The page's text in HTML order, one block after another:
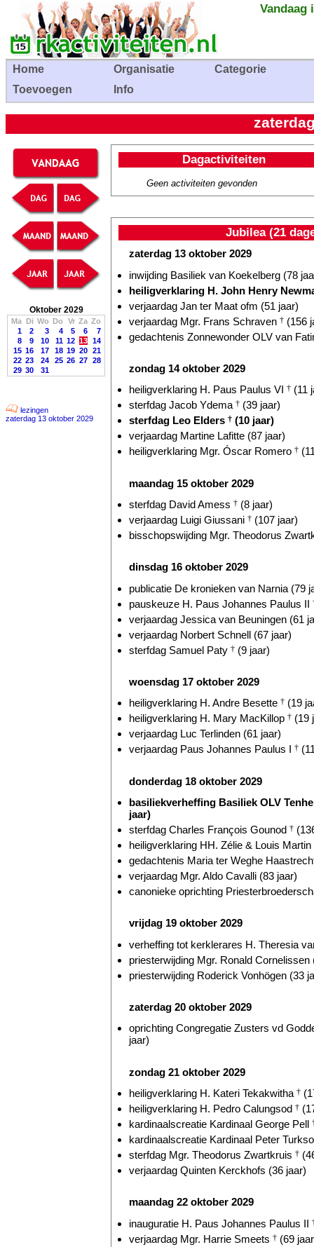
Vandaag
Home Organisatie
Categorie
Toevoegen
Info
Oktober 2029
Ma Di Wo Do Vr Za Zo
1
2 3 4 5 6
7
8
9 10 11 12 13 14
15 16 17 18 19 20 21
22 23 24 25 26 27 28
29 30 31
lezingen
zaterdag 13 oktober 2029
Dagactiviteiten
Geen activiteiten gevonden
Jubilea (21
zaterdag 13 oktober 2029
inwijding Basiliek van Koekelberg (78
heiligverklaring H. John Henry
verjaardag Jan ter Maat ofm (51 jaar)
verjaardag Mgr. Frans Schraven † (156
gedachtenis Zonnewonder OLV van
zondag 14 oktober 2029
heiligverklaring H. Paus Paulus VI † (11
sterfdag Jacob Ydema † (39 jaar)
sterfdag Leo Elders † (10 jaar)
verjaardag Martine Lafitte (87 jaar)
heiligverklaring Mgr. Óscar Romero †
maandag 15 oktober 2029
sterfdag David Amess † (8 jaar)
verjaardag Luigi Giussani † (107 jaar)
bisschopswijding Mgr. Theodorus
dinsdag 16 oktober 2029
publicatie De kronieken van Narnia (79
pauskeuze H. Paus Johannes Paulus II
verjaardag Jessica van Beuningen (61
verjaardag Norbert Schnell (67 jaar)
sterfdag Samuel Paty † (9 jaar)
woensdag 17 oktober 2029
heiligverklaring H. Andre Besette † (19
heiligverklaring H. Mary MacKillop † (19
verjaardag Luc Terlinden (61 jaar)
verjaardag Paus Johannes Paulus I †
donderdag 18 oktober 2029
basiliekverheffing Basiliek OLV
jaar)
sterfdag Charles François Gounod †
heiligverklaring HH. Zélie & Louis Martin
gedachtenis Maria ter Weghe
verjaardag Mgr. Aldo Cavalli (83 jaar)
canonieke oprichting
vrijdag 19 oktober 2029
verheffing tot kerklerares H. Theresia
priesterwijding Mgr. Ronald Cornelissen
priesterwijding Roderick Vonhögen (33
zaterdag 20 oktober 2029
oprichting Congregatie Zusters vd
jaar)
zondag 21 oktober 2029
heiligverklaring H. Kateri Tekakwitha †
heiligverklaring H. Pedro Calungsod †
kardinaalscreatie Kardinaal George Pell
kardinaalscreatie Kardinaal Peter
sterfdag Mgr. Theodorus Zwartkruis †
verjaardag Quinten Kerckhofs (36 jaar)
maandag 22 oktober 2029
inauguratie H. Paus Johannes Paulus II
verjaardag Mgr. Harrie Smeets † (69